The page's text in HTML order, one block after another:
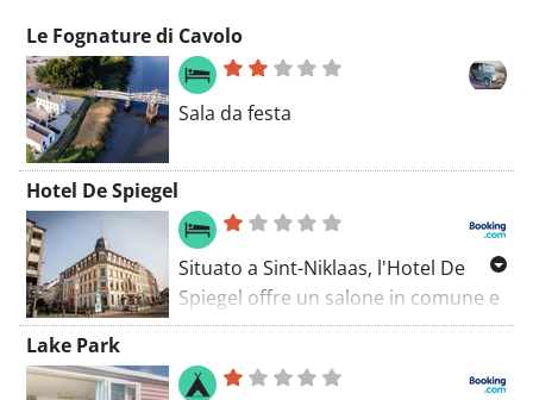
Le Fognature di Cavolo
Sala da festa
Hotel De Spiegel
Situato a Sint-Niklaas, l'Hotel De
Spiegel offre un salone in comune e
la connessione WiFi gratuita in tutte
area salotto. L'Hotel De Spiegel
Lake Park